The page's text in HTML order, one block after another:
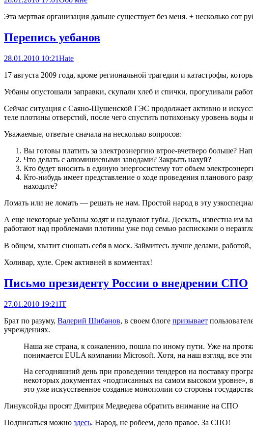
Эта мертвая организация дальше существует без меня. + несколько сот
Перепись уебанов
28.01.2010 10:21Hate
17 августа 2009 года, кроме региональной трагедии и катастрофы,
Уебаны опустошали заправки, скупали хлеб и спички, прогуливали
Сейчас ситуация с Саяно-Шушенской ГЭС продолжает активно и
теле плотины отверстий, после чего спустить потихоньку уровень
Уважаемые, ответьте сначала на несколько вопросов:
Вы готовы платить за электроэнергию втрое-вчетверо больше?
Что делать с алюминиевыми заводами? Закрыть нахуй?
Кто будет вносить в единую энергосистему тот объем
Кто-нибудь имеет представление о ходе проведения планового
находите?
Ломать или не ломать — решать не нам. Простой народ в эту
А еще некоторые уебаны ходят и надувают губы. Дескать, известна
работают над проблемами плотины уже под семью расписками о
В общем, хватит сношать себя в моск. Займитесь лучше делами,
Холивар, хуле. Срем активней в комментах!
Письмо президенту России о внедрении СПО
27.01.2010 19:21IT
Брат по разуму, Валерий Шибанов, в своем блоге призывает
учреждениях.
Наша же страна, к сожалению, пошла по иному пути. Уже на
понимается EULA компании Microsoft. Хотя, на наш взгляд, все
На сегодняшний день при проведении тендеров на поставку
некоторых документах «подписанных на самом высоком
это уже искусственное создание монополии со стороны
Линуксойды просят Дмитрия Медведева обратить внимание на СПО
Подписаться можно здесь. Народ, не робеем, дело правое. За СПО!